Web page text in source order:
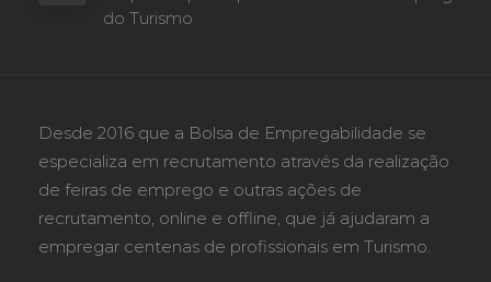
do Turismo
Desde 2016 que a Bolsa de Empregabilidade se
especializa em recrutamento através da realização
de feiras de emprego e outras ações de
recrutamento, online e offline, que já ajudaram a
empregar centenas de profissionais em Turismo.